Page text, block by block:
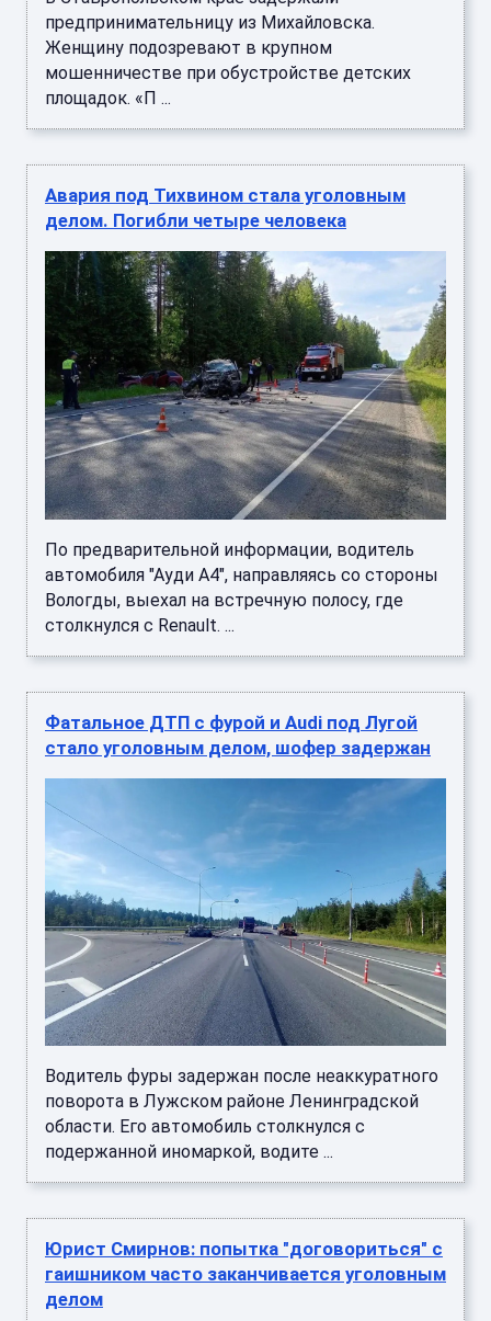
предпринимательницу из Михайловска.
Женщину подозревают в крупном
мошенничестве при обустройстве детских
площадок. «П ...
Авария под Тихвином стала уголовным
делом. Погибли четыре человека
По предварительной информации, водитель
автомобиля "Ауди А4", направляясь со стороны
Вологды, выехал на встречную полосу, где
столкнулся с Renault. ...
Фатальное ДТП с фурой и Audi под Лугой
стало уголовным делом, шофер задержан
Водитель фуры задержан после неаккуратного
поворота в Лужском районе Ленинградской
области. Его автомобиль столкнулся с
подержанной иномаркой, водите ...
Юрист Смирнов: попытка "договориться" с
гаишником часто заканчивается уголовным
делом